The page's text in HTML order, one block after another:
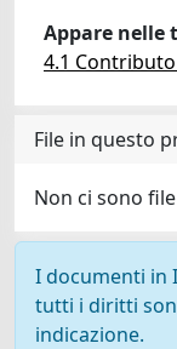
Appare nelle
4.1
File in questo
Non ci sono
I documenti in
tutti i diritti
indicazione.